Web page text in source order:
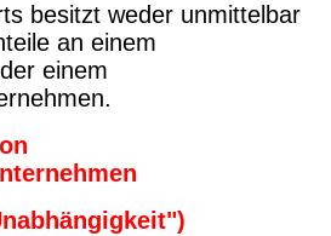
besitzt weder unmittelbar
an einem
einem